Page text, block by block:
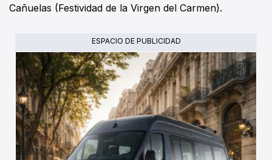
Cañuelas (Festividad de la Virgen del Carmen).
ESPACIO DE PUBLICIDAD